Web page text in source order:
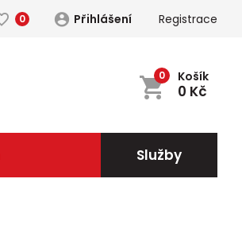
0 Přihlášení Registrace
Košík
0 Kč
0
Služby